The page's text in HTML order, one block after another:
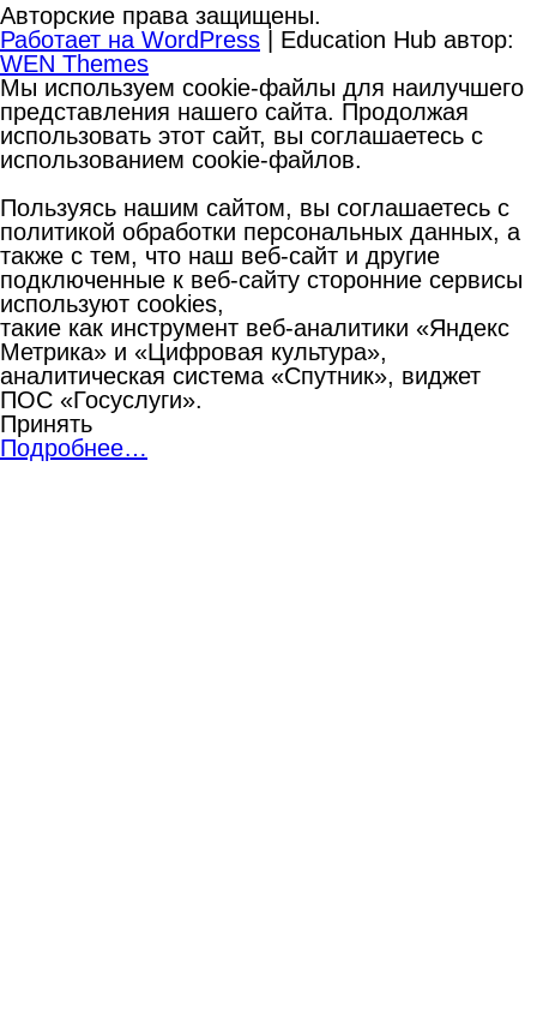
Авторские права защищены.
Работает на WordPress | Education Hub автор:
WEN Themes
Мы используем cookie-файлы для наилучшего
представления нашего сайта. Продолжая
использовать этот сайт, вы соглашаетесь с
использованием cookie-файлов.
Пользуясь нашим сайтом, вы соглашаетесь с
политикой обработки персональных данных, а
также с тем, что наш веб-сайт и другие
подключенные к веб-сайту сторонние сервисы
используют cookies,
такие как инструмент веб-аналитики «Яндекс
Метрика» и «Цифровая культура»,
аналитическая система «Спутник», виджет
ПОС «Госуслуги».
Принять
Подробнее…